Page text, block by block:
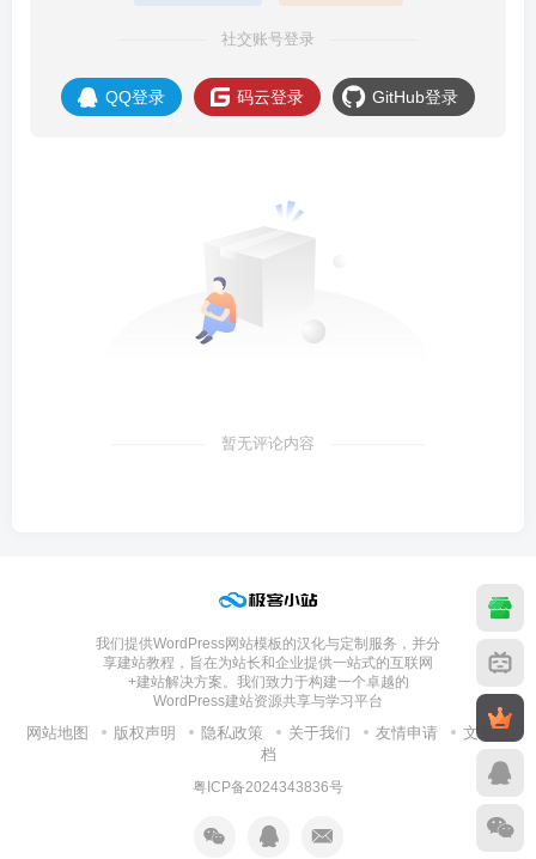
社交账号登录
QQ登录 码云登录 GitHub登录
暂无评论内容
我们提供WordPress网站模板的汉化与定制服务，并分
享建站教程，旨在为站长和企业提供一站式的互联网
+建站解决方案。我们致力于构建一个卓越的
WordPress建站资源共享与学习平台
网站地图 版权声明 隐私政策 关于我们 友情申请
文章归
档
粤ICP备2024343836号